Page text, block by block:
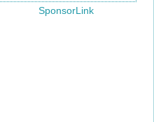
SponsorLink